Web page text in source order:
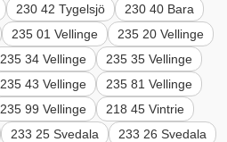
230 42 Tygelsjö
230 40 Bara
235 01 Vellinge
235 20 Vellinge
235 34 Vellinge
235 35 Vellinge
235 43 Vellinge
235 81 Vellinge
235 99 Vellinge
218 45 Vintrie
233 25 Svedala
233 26 Svedala